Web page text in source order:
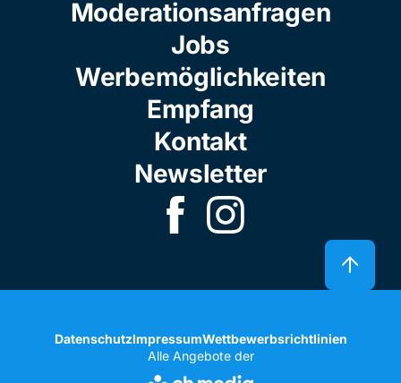
Moderationsanfragen
Jobs
Werbemöglichkeiten
Empfang
Kontakt
Newsletter
DatenschutzImpressumWettbewerbsrichtlinien
Alle Angebote der